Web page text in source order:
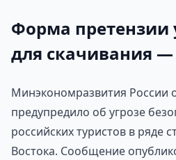
Форма претензии
для скачивания
Минэкономразвития России
предупредило об угрозе
российских туристов в ряде
Востока. Сообщение